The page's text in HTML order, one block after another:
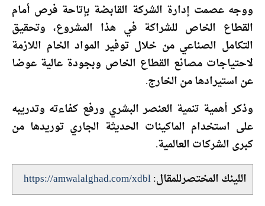
ووجه عصمت إدارة الشركة القابضة بإتاحة فرص أمام
القطاع الخاص للشراكة في هذا المشروع، وتحقيق
التكامل الصناعي من خلال توفير المواد الخام اللازمة
لاحتياجات مصانع القطاع الخاص وبجودة عالية عوضا
عن استيرادها من الخارج.
وذكر أهمية تنمية العنصر البشري ورفع كفاءته وتدريبه
على استخدام الماكينات الحديثة الجاري توريدها من
كبرى الشركات العالمية.
اللينك المختصرللمقال:https://amwalalghad.com/xdbl